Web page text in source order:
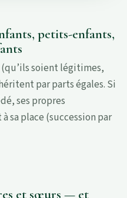
petits-enfants,
soient légitimes,
par parts égales. Si
ses propres
sa place (succession par
et sœurs — et